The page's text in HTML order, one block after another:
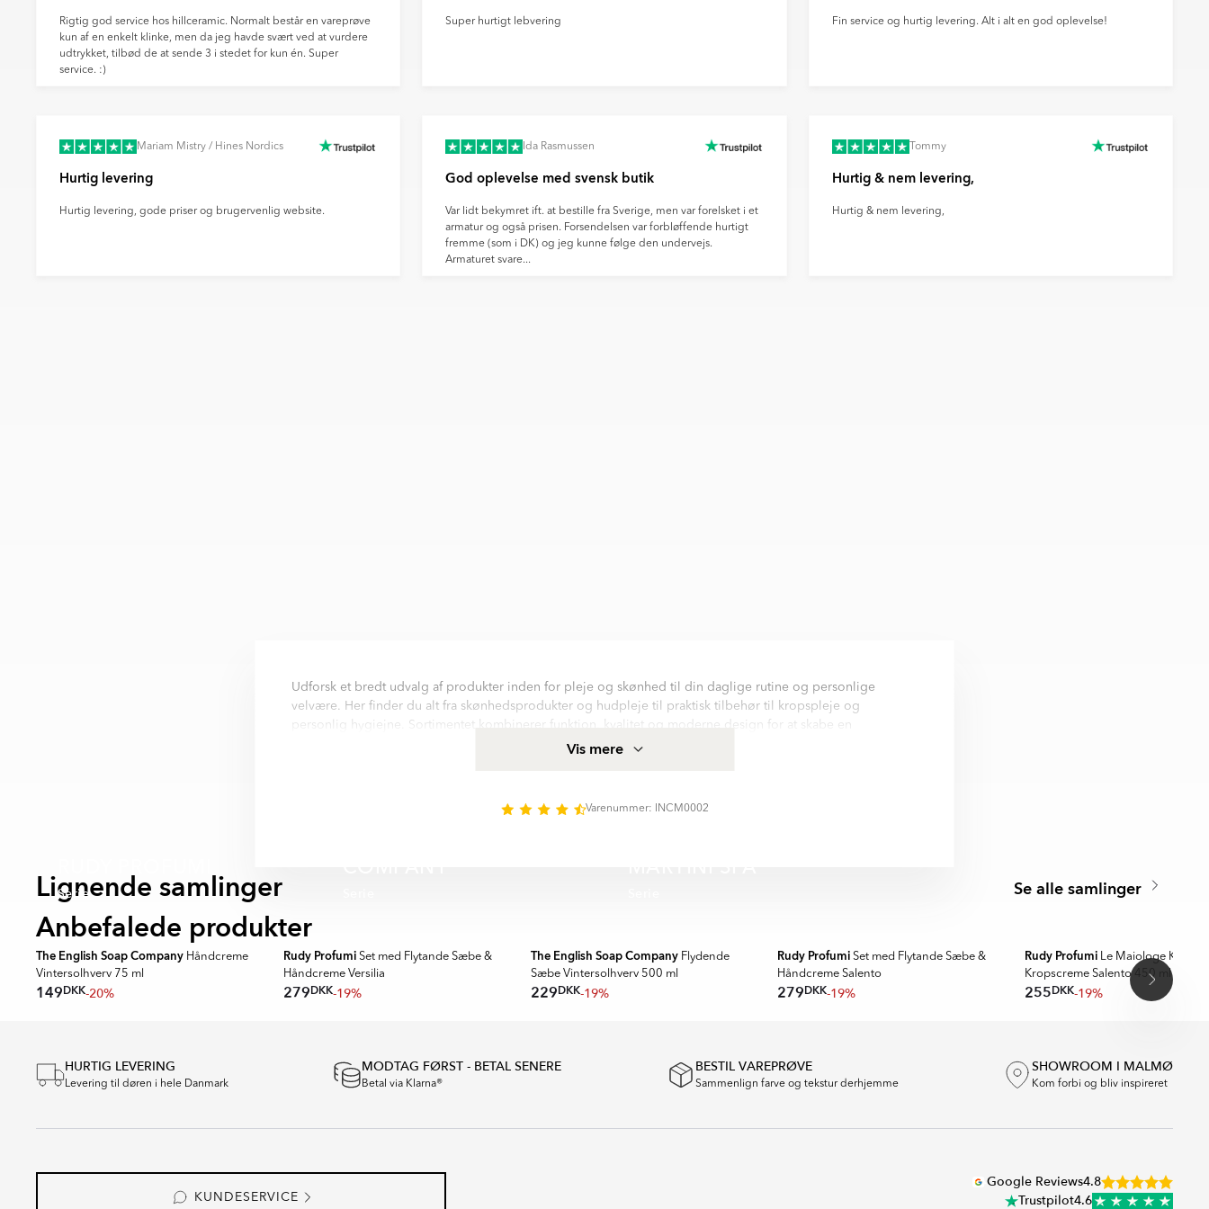
faktiske produkts farve, da dette kan skyldes forvrængning af
farvegengivelse fra din skærm, kameraindstillinger og andre faktorer.
bæredygtig fremtid og reducere transportens klimaaftryk.
Rigtig god service hos hillceramic. Normalt består en vareprøve
kun af en enkelt klinke, men da jeg havde svært ved at vurdere
udtrykket, tilbød de at sende 3 i stedet for kun én. Super
service. :)
Super hurtigt lebvering Fin service og hurtig levering. Alt i alt en god oplevelse!
Mariam Mistry / Hines Nordics
Hurtig levering
Hurtig levering, gode priser og brugervenlig website.
Ida Rasmussen
God oplevelse med svensk butik
Var lidt bekymret ift. at bestille fra Sverige, men var forelsket i et
armatur og også prisen. Forsendelsen var forbløffende hurtigt
fremme (som i DK) og jeg kunne følge den undervejs.
Armaturet svare...
Tommy
Hurtig & nem levering,
Hurtig & nem levering,
Udforsk et bredt udvalg af produkter inden for pleje og skønhed til din daglige rutine og personlige
velvære. Her finder du alt fra skønhedsprodukter og hudpleje til praktisk tilbehør til kropspleje og
personlig hygiejne. Sortimentet kombinerer funktion, kvalitet og moderne design for at skabe en
Vis mere
Varenummer: INCM0002
Lignende samlinger Se alle samlinger
Serie
Anbefalede produkter
OUTLET
The English Soap CompanyHåndcreme
Vintersolhverv 75 ml
149DKK-20%
OUTLET
Rudy ProfumiSet med Flytande Sæbe &
Håndcreme Versilia
279DKK-19%
The English Soap CompanyFlydende
Sæbe Vintersolhverv 500 ml
229DKK-19%
Rudy Profumi Set med Flytande Sæbe &
Håndcreme Salento
279DKK-19%
Rudy Profumi Le Maiologe
Kropscreme Salento 450 ml
255DKK-19%
of
16
HURTIG LEVERING
Levering til døren i hele Danmark
MODTAG FØRST - BETAL SENERE
Betal via Klarna®
BESTIL VAREPRØVE
Sammenlign farve og tekstur derhjemme
SHOWROOM I MALMØ
Kom forbi og bliv inspireret
KUNDESERVICE
Google Reviews4.8
Trustpilot4.6